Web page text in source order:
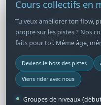
Cours collectifs en
Tu veux améliorer ton flow,
propre sur les pistes ? Nos
faits pour toi. Même âge,
Deviens le boss des pistes
Viens rider avec nous
Groupes de niveaux